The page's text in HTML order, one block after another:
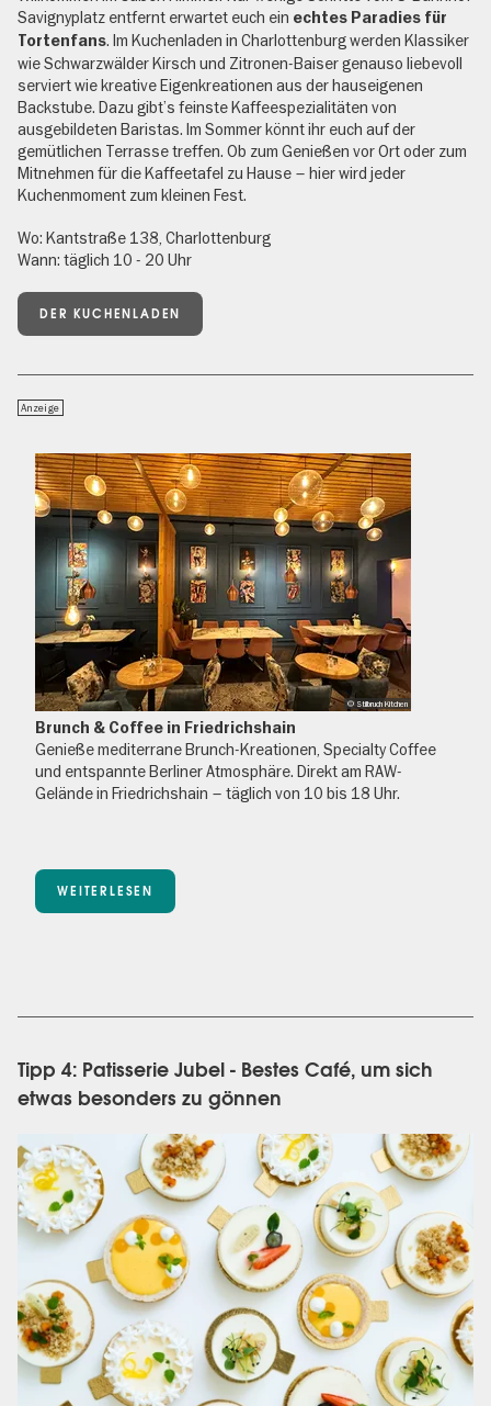
Savignyplatz entfernt erwartet euch ein echtes Paradies für
Tortenfans. Im Kuchenladen in Charlottenburg werden Klassiker
wie Schwarzwälder Kirsch und Zitronen-Baiser genauso liebevoll
serviert wie kreative Eigenkreationen aus der hauseigenen
Backstube. Dazu gibt’s feinste Kaffeespezialitäten von
ausgebildeten Baristas. Im Sommer könnt ihr euch auf der
gemütlichen Terrasse treffen. Ob zum Genießen vor Ort oder zum
Mitnehmen für die Kaffeetafel zu Hause – hier wird jeder
Kuchenmoment zum kleinen Fest.
Wo: Kantstraße 138, Charlottenburg
Wann: täglich 10 - 20 Uhr
DER KUCHENLADEN
Anzeige
© Stilbruch Kitchen
Brunch & Coffee in Friedrichshain
Genieße mediterrane Brunch-Kreationen, Specialty Coffee
und entspannte Berliner Atmosphäre. Direkt am RAW-
Gelände in Friedrichshain – täglich von 10 bis 18 Uhr.
WEITERLESEN
Tipp 4: Patisserie Jubel - Bestes Café, um sich
etwas besonders zu gönnen